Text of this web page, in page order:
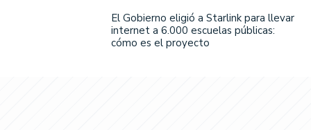
El Gobierno eligió a Starlink para llevar
internet a 6.000 escuelas públicas:
cómo es el proyecto